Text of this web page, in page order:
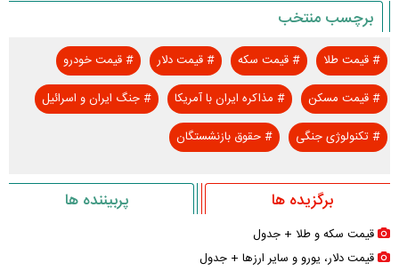
برچسب منتخب
#قیمت طلا #قیمت سکه #قیمت دلار #قیمت خودرو
#قیمت مسکن # مذاکره ایران با آمریکا #جنگ ایران و اسرائیل
#تکنولوژی جنگی #حقوق بازنشستگان
برگزیده ها پربیننده ها
قیمت سکه و طلا + جدول
قیمت دلار، یورو و سایر ارز‌ها + جدول